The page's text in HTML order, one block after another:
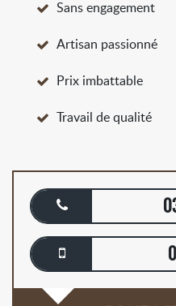
Sans engagement
Artisan passionné
Prix imbattable
Travail de qualité